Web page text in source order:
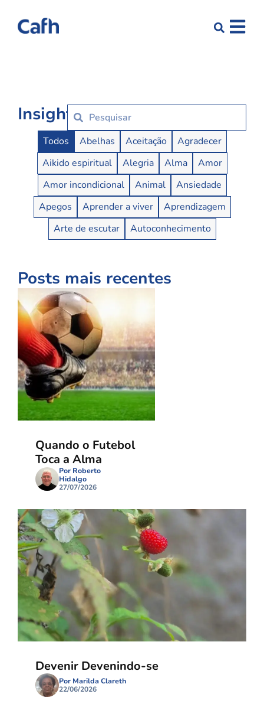
Insights
Insights Buttons
Todos Abelhas Aceitação
Agradecer
Aikido espiritual
Alegria Alma
Amor
Amor incondicional
Animal
Ansiedade
Apegos
Aprender a viver
Aprendizagem
Arte de escutar
Autoconhecimento
Posts mais recentes
Quando o Futebol
Toca a Alma
Por Roberto
Hidalgo
27/07/2026
Devenir Devenindo-se
Por Marilda Clareth
22/06/2026